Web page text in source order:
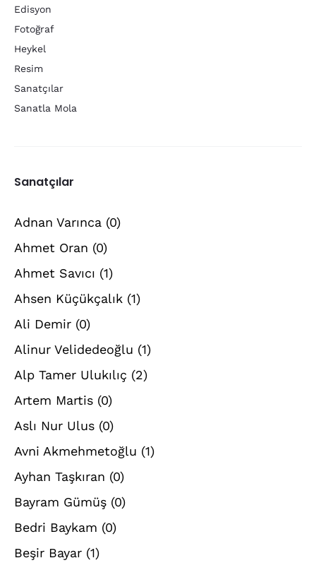
Edisyon
Fotoğraf
Heykel
Resim
Sanatçılar
Sanatla Mola
Sanatçılar
Adnan Varınca (0)
Ahmet Oran (0)
Ahmet Savıcı (1)
Ahsen Küçükçalık (1)
Ali Demir (0)
Alinur Velidedeoğlu (1)
Alp Tamer Ulukılıç (2)
Artem Martis (0)
Aslı Nur Ulus (0)
Avni Akmehmetoğlu (1)
Ayhan Taşkıran (0)
Bayram Gümüş (0)
Bedri Baykam (0)
Beşir Bayar (1)